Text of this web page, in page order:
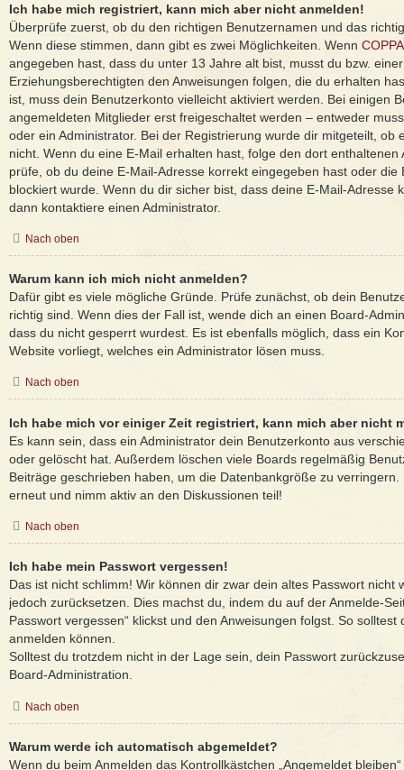
Ich habe mich registriert, kann mich aber nicht anmelden!
Überprüfe zuerst, ob du den richtigen Benutzernamen und das
Wenn diese stimmen, dann gibt es zwei Möglichkeiten. Wenn COPPA
angegeben hast, dass du unter 13 Jahre alt bist, musst du bzw.
Erziehungsberechtigten den Anweisungen folgen, die du erhalten
ist, muss dein Benutzerkonto vielleicht aktiviert werden. Bei einigen
angemeldeten Mitglieder erst freigeschaltet werden – entweder
oder ein Administrator. Bei der Registrierung wurde dir mitgeteilt, ob
nicht. Wenn du eine E-Mail erhalten hast, folge den dort enthaltenen
prüfe, ob du deine E-Mail-Adresse korrekt eingegeben hast oder die
blockiert wurde. Wenn du dir sicher bist, dass deine E-Mail-Adresse
dann kontaktiere einen Administrator.
Nach oben
Warum kann ich mich nicht anmelden?
Dafür gibt es viele mögliche Gründe. Prüfe zunächst, ob dein
richtig sind. Wenn dies der Fall ist, wende dich an einen Board-
dass du nicht gesperrt wurdest. Es ist ebenfalls möglich, dass ein
Website vorliegt, welches ein Administrator lösen muss.
Nach oben
Ich habe mich vor einiger Zeit registriert, kann mich aber nicht
Es kann sein, dass ein Administrator dein Benutzerkonto aus
oder gelöscht hat. Außerdem löschen viele Boards regelmäßig
Beiträge geschrieben haben, um die Datenbankgröße zu
erneut und nimm aktiv an den Diskussionen teil!
Nach oben
Ich habe mein Passwort vergessen!
Das ist nicht schlimm! Wir können dir zwar dein altes Passwort nicht
jedoch zurücksetzen. Dies machst du, indem du auf der Anmelde-
Passwort vergessen“ klickst und den Anweisungen folgst. So solltest
anmelden können.
Solltest du trotzdem nicht in der Lage sein, dein Passwort
Board-Administration.
Nach oben
Warum werde ich automatisch abgemeldet?
Wenn du beim Anmelden das Kontrollkästchen „Angemeldet